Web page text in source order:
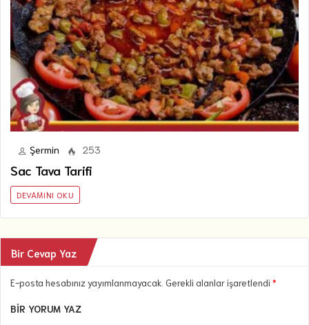
Şermin 253
Sac Tava Tarifi
DEVAMINI OKU
Bir Cevap Yaz
E-posta hesabınız yayımlanmayacak. Gerekli alanlar işaretlendi *
BIR YORUM YAZ